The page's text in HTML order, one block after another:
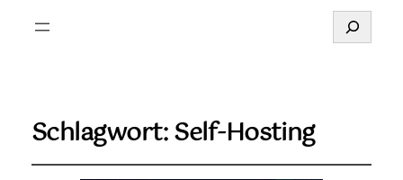
Suchen
Schlagwort:Self-Hosting